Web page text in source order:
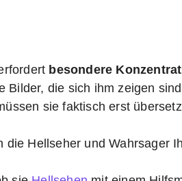
besondere
Bilder, die sich ihm zeigen
sie faktisch erst
die Hellseher und Wahrsager